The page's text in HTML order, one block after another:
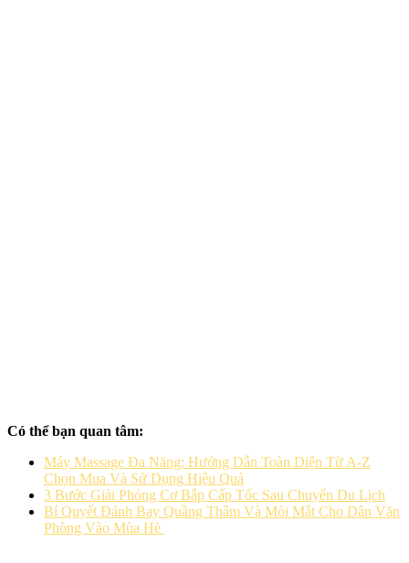
Có thể bạn quan tâm:
Máy Massage Đa Năng: Hướng Dẫn Toàn Diện Từ A-Z
Chọn Mua Và Sử Dụng Hiệu Quả
3 Bước Giải Phóng Cơ Bắp Cấp Tốc Sau Chuyến Du Lịch
Bí Quyết Đánh Bay Quầng Thâm Và Mỏi Mắt Cho Dân Văn
Phòng Vào Mùa Hè